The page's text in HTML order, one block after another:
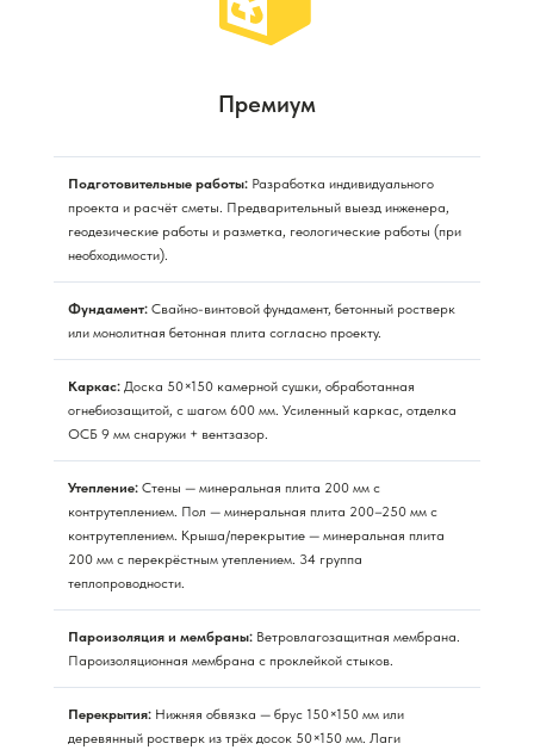
Премиум
Подготовительные работы: Разработка индивидуального
проекта и расчёт сметы. Предварительный выезд инженера,
геодезические работы и разметка, геологические работы (при
необходимости).
Фундамент: Свайно-винтовой фундамент, бетонный ростверк
или монолитная бетонная плита согласно проекту.
Каркас: Доска 50×150 камерной сушки, обработанная
огнебиозащитой, с шагом 600 мм. Усиленный каркас, отделка
ОСБ 9 мм снаружи + вентзазор.
Утепление: Стены — минеральная плита 200 мм с
контрутеплением. Пол — минеральная плита 200–250 мм с
контрутеплением. Крыша/перекрытие — минеральная плита
200 мм с перекрёстным утеплением. 34 группа
теплопроводности.
Пароизоляция и мембраны: Ветровлагозащитная мембрана.
Пароизоляционная мембрана с проклейкой стыков.
Перекрытия: Нижняя обвязка — брус 150×150 мм или
деревянный ростверк из трёх досок 50×150 мм. Лаги